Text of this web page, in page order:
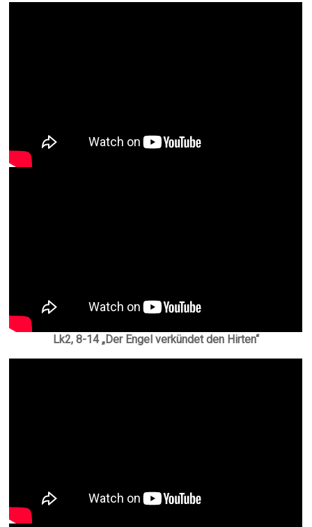
Lk2, 8-14 „Der Engel verkündet den Hirten“